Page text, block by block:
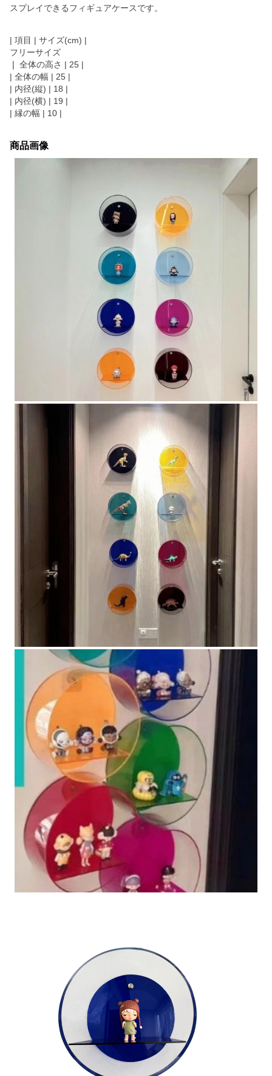
スプレイできるフィギュアケースです。
| 項目 | サイズ(cm) |
フリーサイズ
❘ 全体の高さ | 25 |
| 全体の幅 | 25 |
| 内径(縦) | 18 |
| 内径(横) | 19 |
| 縁の幅 | 10 |
商品画像